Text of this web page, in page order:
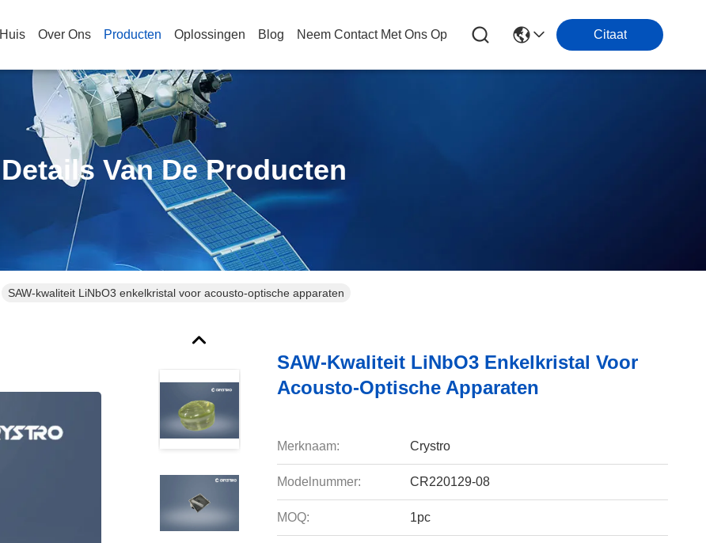
Huis Over Ons Producten Oplossingen Blog Neem Contact Met Ons Op Citaat
Details Van De Producten
SAW-kwaliteit LiNbO3 enkelkristal voor acousto-optische apparaten
SAW-Kwaliteit LiNbO3 Enkelkristal Voor
Acousto-Optische Apparaten
Merknaam: Crystro
Modelnummer: CR220129-08
MOQ: 1pc